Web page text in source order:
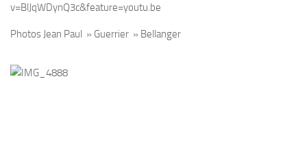
v=BlJqWDynQ3c&feature=youtu.be
Photos Jean Paul » Guerrier » Bellanger